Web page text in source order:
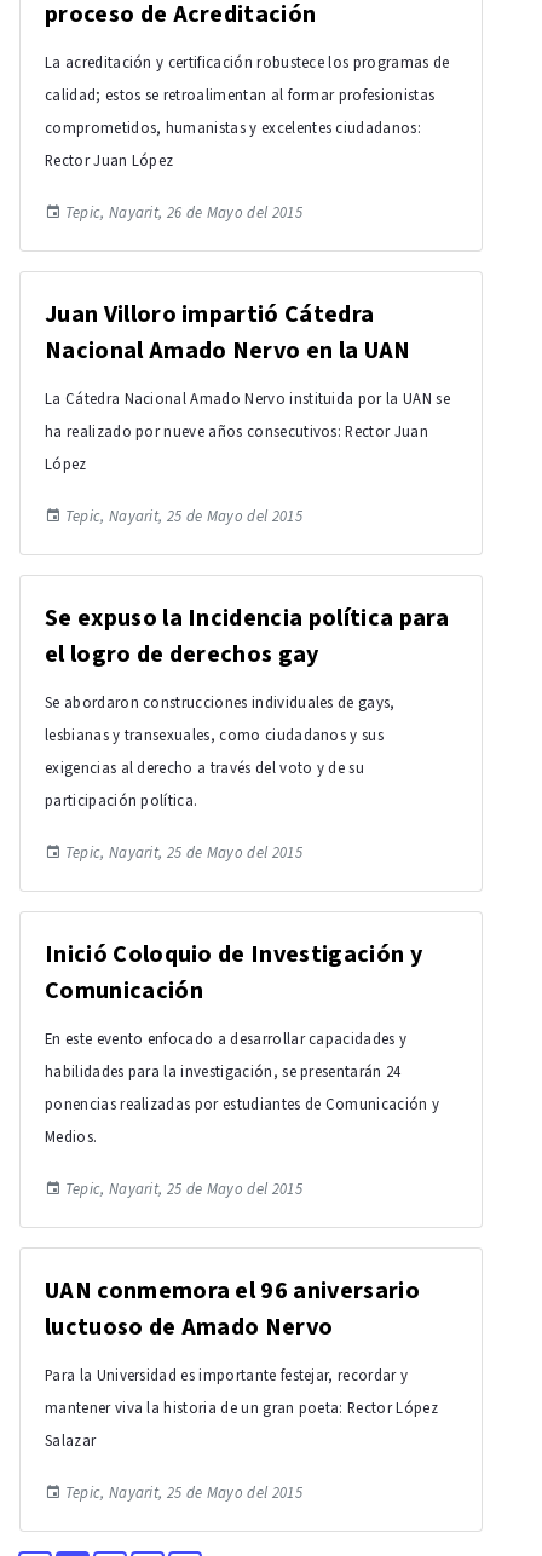
proceso de Acreditación
La acreditación y certificación robustece los programas de
calidad; estos se retroalimentan al formar profesionistas
comprometidos, humanistas y excelentes ciudadanos:
Rector Juan López
Tepic, Nayarit, 26 de Mayo del 2015
Juan Villoro impartió Cátedra
Nacional Amado Nervo en la UAN
La Cátedra Nacional Amado Nervo instituida por la UAN se
ha realizado por nueve años consecutivos: Rector Juan
López
Tepic, Nayarit, 25 de Mayo del 2015
Se expuso la Incidencia política para
el logro de derechos gay
Se abordaron construcciones individuales de gays,
lesbianas y transexuales, como ciudadanos y sus
exigencias al derecho a través del voto y de su
participación política.
Tepic, Nayarit, 25 de Mayo del 2015
Inició Coloquio de Investigación y
Comunicación
En este evento enfocado a desarrollar capacidades y
habilidades para la investigación, se presentarán 24
ponencias realizadas por estudiantes de Comunicación y
Medios.
Tepic, Nayarit, 25 de Mayo del 2015
UAN conmemora el 96 aniversario
luctuoso de Amado Nervo
Para la Universidad es importante festejar, recordar y
mantener viva la historia de un gran poeta: Rector López
Salazar
Tepic, Nayarit, 25 de Mayo del 2015